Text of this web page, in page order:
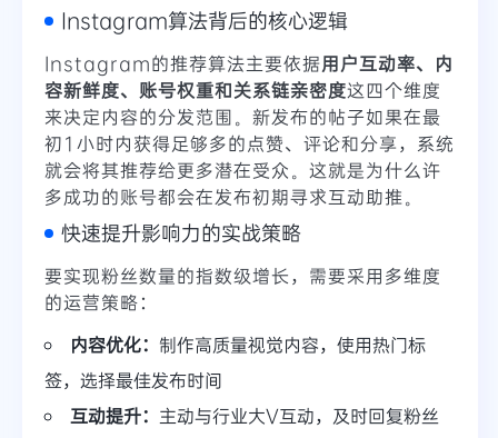
Instagram算法背后的核心逻辑
Instagram的推荐算法主要依据用户互动率、内
容新鲜度、账号权重和关系链亲密度这四个维度
来决定内容的分发范围。新发布的帖子如果在最
初1小时内获得足够多的点赞、评论和分享，系统
就会将其推荐给更多潜在受众。这就是为什么许
多成功的账号都会在发布初期寻求互动助推。
快速提升影响力的实战策略
要实现粉丝数量的指数级增长，需要采用多维度
的运营策略：
内容优化： 制作高质量视觉内容，使用热门标
签，选择最佳发布时间
互动提升： 主动与行业大V互动，及时回复粉丝